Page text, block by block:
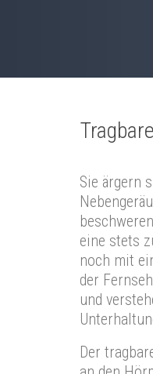
Sie ärgern
eine stets
noch mit
der
und
Der